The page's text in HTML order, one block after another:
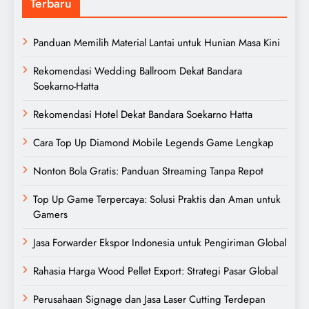
Panduan Memilih Material Lantai untuk Hunian Masa Kini
Rekomendasi Wedding Ballroom Dekat Bandara
Soekarno-Hatta
Rekomendasi Hotel Dekat Bandara Soekarno Hatta
Cara Top Up Diamond Mobile Legends Game Lengkap
Nonton Bola Gratis: Panduan Streaming Tanpa Repot
Top Up Game Terpercaya: Solusi Praktis dan Aman untuk
Gamers
Jasa Forwarder Ekspor Indonesia untuk Pengiriman Global
Rahasia Harga Wood Pellet Export: Strategi Pasar Global
Perusahaan Signage dan Jasa Laser Cutting Terdepan